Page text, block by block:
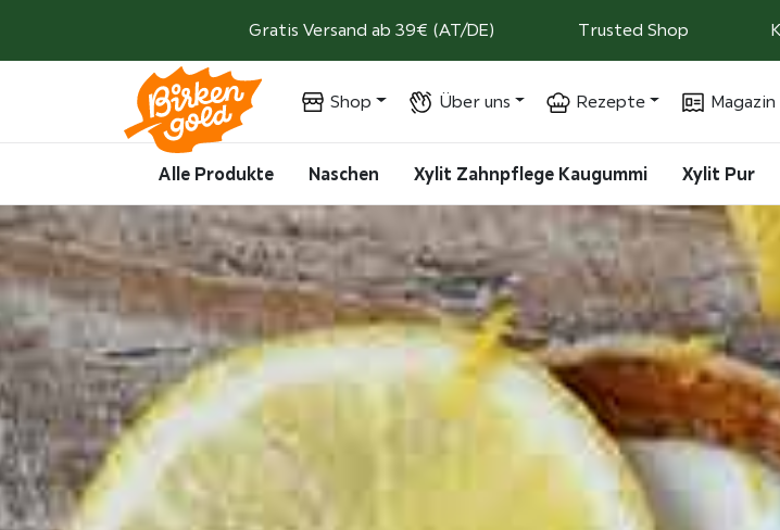
Gratis Versand ab 39€ (AT/DE) Trusted Shop
Shop Über uns Rezepte Magazin
Alle Produkte Naschen Xylit Zahnpflege Kaugummi Xylit Pur